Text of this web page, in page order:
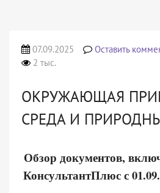
07.09.2025 Оставить
2 тыс.
ОКРУЖАЮЩАЯ
СРЕДА И
Обзор документов,
КонсультантПлюс с